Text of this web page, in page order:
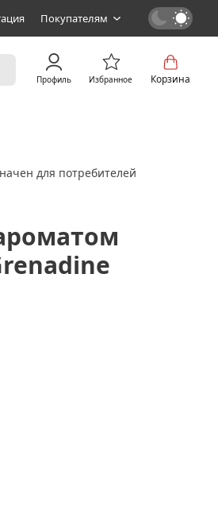
Покупателям
Профиль Избранное Корзина
для потребителей